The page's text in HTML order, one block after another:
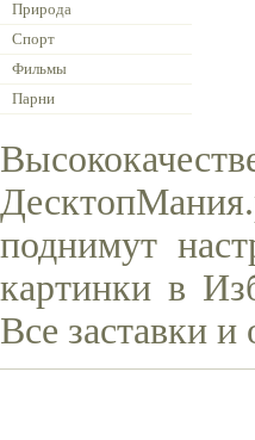
Природа
Спорт
Фильмы
Парни
поднимут
картинки в
Все заставки